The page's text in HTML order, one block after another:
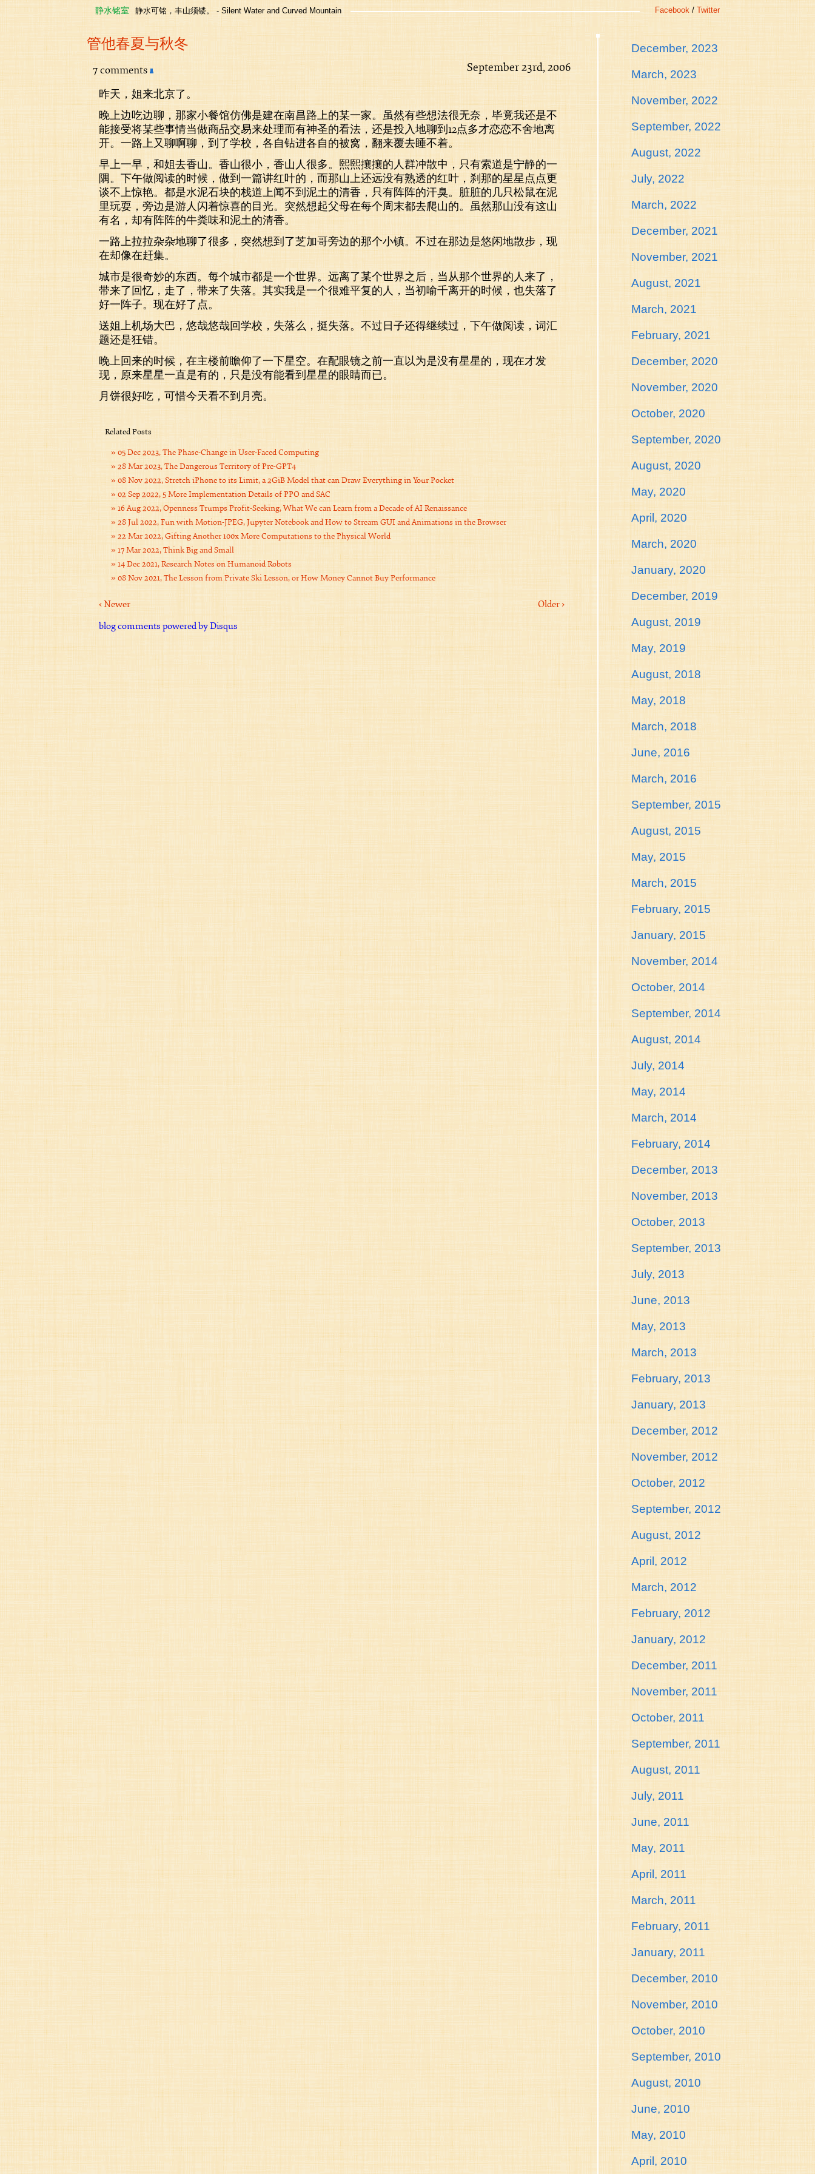
Facebook / Twitter
静水铭室 静水可铭，丰山须镂。 - Silent Water and Curved Mountain
December, 2023
March, 2023
November, 2022
September, 2022
August, 2022
July, 2022
March, 2022
December, 2021
November, 2021
August, 2021
March, 2021
February, 2021
December, 2020
November, 2020
October, 2020
September, 2020
August, 2020
May, 2020
April, 2020
March, 2020
January, 2020
December, 2019
August, 2019
May, 2019
August, 2018
May, 2018
March, 2018
June, 2016
March, 2016
September, 2015
August, 2015
May, 2015
March, 2015
February, 2015
January, 2015
November, 2014
October, 2014
September, 2014
August, 2014
July, 2014
May, 2014
March, 2014
February, 2014
December, 2013
November, 2013
October, 2013
September, 2013
July, 2013
June, 2013
May, 2013
March, 2013
February, 2013
January, 2013
December, 2012
November, 2012
October, 2012
September, 2012
August, 2012
April, 2012
March, 2012
February, 2012
January, 2012
December, 2011
November, 2011
October, 2011
September, 2011
August, 2011
July, 2011
June, 2011
May, 2011
April, 2011
March, 2011
February, 2011
January, 2011
December, 2010
November, 2010
October, 2010
September, 2010
August, 2010
June, 2010
May, 2010
April, 2010
管他春夏与秋冬
7 comments September 23rd, 2006
昨天，姐来北京了。
晚上边吃边聊，那家小餐馆仿佛是建在南昌路上的某一家。虽然有些想法很无奈，毕竟我还是不
能接受将某些事情当做商品交易来处理而有神圣的看法，还是投入地聊到12点多才恋恋不舍地离
开。一路上又聊啊聊，到了学校，各自钻进各自的被窝，翻来覆去睡不着。
早上一早，和姐去香山。香山很小，香山人很多。熙熙攘攘的人群冲散中，只有索道是宁静的一
隅。下午做阅读的时候，做到一篇讲红叶的，而那山上还远没有熟透的红叶，刹那的星星点点更
谈不上惊艳。都是水泥石块的栈道上闻不到泥土的清香，只有阵阵的汗臭。脏脏的几只松鼠在泥
里玩耍，旁边是游人闪着惊喜的目光。突然想起父母在每个周末都去爬山的。虽然那山没有这山
有名，却有阵阵的牛粪味和泥土的清香。
一路上拉拉杂杂地聊了很多，突然想到了芝加哥旁边的那个小镇。不过在那边是悠闲地散步，现
在却像在赶集。
城市是很奇妙的东西。每个城市都是一个世界。远离了某个世界之后，当从那个世界的人来了，
带来了回忆，走了，带来了失落。其实我是一个很难平复的人，当初喻千离开的时候，也失落了
好一阵子。现在好了点。
送姐上机场大巴，悠哉悠哉回学校，失落么，挺失落。不过日子还得继续过，下午做阅读，词汇
题还是狂错。
晚上回来的时候，在主楼前瞻仰了一下星空。在配眼镜之前一直以为是没有星星的，现在才发
现，原来星星一直是有的，只是没有能看到星星的眼睛而已。
月饼很好吃，可惜今天看不到月亮。
Related Posts
05 Dec 2023, The Phase-Change in User-Faced Computing
28 Mar 2023, The Dangerous Territory of Pre-GPT4
08 Nov 2022, Stretch iPhone to its Limit, a 2GiB Model that can Draw Everything in Your Pocket
02 Sep 2022, 5 More Implementation Details of PPO and SAC
16 Aug 2022, Openness Trumps Profit-Seeking, What We can Learn from a Decade of AI Renaissance
28 Jul 2022, Fun with Motion-JPEG, Jupyter Notebook and How to Stream GUI and Animations in the Browser
22 Mar 2022, Gifting Another 100x More Computations to the Physical World
17 Mar 2022, Think Big and Small
14 Dec 2021, Research Notes on Humanoid Robots
08 Nov 2021, The Lesson from Private Ski Lesson, or How Money Cannot Buy Performance
Older ›
‹ Newer
blog comments powered byDisqus